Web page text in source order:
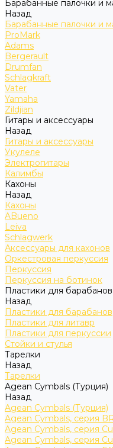
Барабанные палочки и
Назад
Барабанные палочки и
ProMark
Adams
Bergerault
Drumfan
Schlagkraft
Vater
Yamaha
Zildjian
Гитары и аксессуары
Назад
Гитары и аксессуары
Укулеле
Электрогитары
Калимбы
Кахоны
Назад
Кахоны
ABueno
Leiva
Schlagwerk
Аксессуары для кахонов
Оркестровая перкуссия
Перкуссия
Перкуссия на ботинок
Пластики для барабанов
Назад
Пластики для барабанов
Пластики для литавр
Пластики для перкуссии
Стойки и стулья
Тарелки
Назад
Тарелки
Agean Cymbals (Турция)
Назад
Agean Cymbals (Турция)
Agean Cymbals, серия
Agean Cymbals, серия
Agean Cymbals, серия